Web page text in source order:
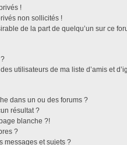
!
non sollicités !
de la part de quelqu’un sur ce
utilisateurs de ma liste d’amis et
dans un ou des forums ?
résultat ?
blanche ?!
?
messages et sujets ?